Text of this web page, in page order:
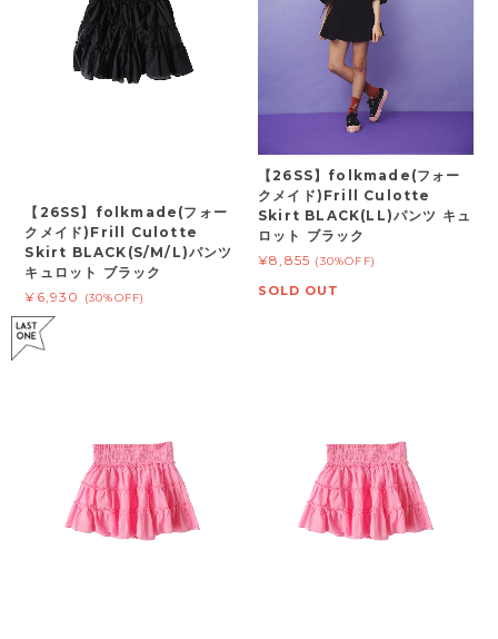
【26SS】folkmade(フォー
クメイド)Frill Culotte
Skirt BLACK(S/M/L)パンツ
キュロット ブラック
¥6,930
(30%OFF)
【26SS】folkmade(フォー
クメイド)Frill Culotte
Skirt BLACK(LL)パンツ キュ
ロット ブラック
¥8,855 (30%OFF)
SOLD OUT